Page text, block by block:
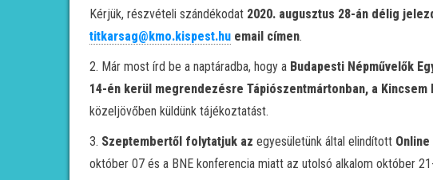
Kérjük, részvételi szándékodat 2020. augusztus 28-án délig
titkarsag@kmo.kispest.hu email címen.
2. Már most írd be a naptáradba, hogy a Budapesti Népművelők
14-én kerül megrendezésre Tápiószentmártonban, a Kincsem
közeljövőben küldünk tájékoztatást.
3. Szeptembertől folytatjuk az egyesületünk által elindított
október 07 és a BNE konferencia miatt az utolsó alkalom október